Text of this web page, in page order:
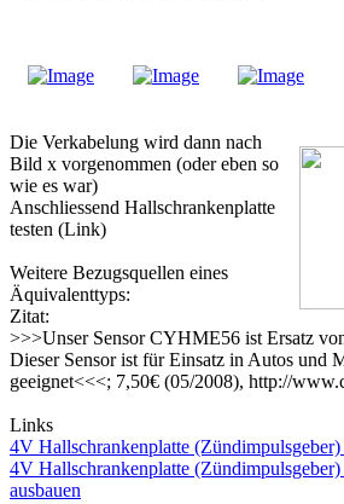
Die Verkabelung wird dann nach
Bild x vorgenommen (oder eben so
wie es war)
Anschliessend Hallschrankenplatte
testen (Link)
Weitere Bezugsquellen eines
Äquivalenttyps:
Zitat:
>>>Unser Sensor CYHME56 ist Ersatz
Dieser Sensor ist für Einsatz in Autos und
geeignet<<<; 7,50€ (05/2008), http://
Links
4V Hallschrankenplatte
4V Hallschrankenplatte
ausbauen